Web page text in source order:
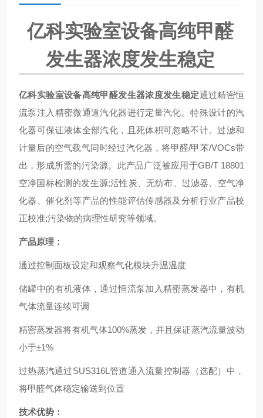
亿科实验室设备高纯甲醛
发生器浓度发生稳定
亿科实验室设备高纯甲醛发生器浓度发生稳定通过精密恒
流泵注入精密微通道汽化器进行定量汽化。特殊设计的汽
化器可保证液体全部汽化，且死体积可忽略不计。过滤和
计量后的空气载气同时经过汽化器，将甲醛/甲苯/VOCs带
出，形成所需的污染源。此产品广泛被应用于GB/T 18801
空净国标检测的发生源;活性炭、无纺布、过滤器、空气净
化器、催化剂等产品的性能评估传感器及分析行业产品校
正校准;污染物的病理性研究等领域。
产品原理：
通过控制面板设定和观察气化模块升温温度
储罐中的有机液体，通过恒流泵加入精密蒸发器中，有机
气体流量连续可调
精密蒸发器将有机气体100%蒸发，并且保证蒸汽流量波动
小于±1%
过热蒸汽通过SUS316L管道通入流量控制器（选配）中，
将甲醛气体稳定输送到位置
技术优势：